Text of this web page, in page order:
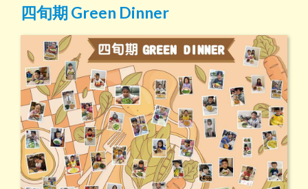
四旬期 Green Dinner